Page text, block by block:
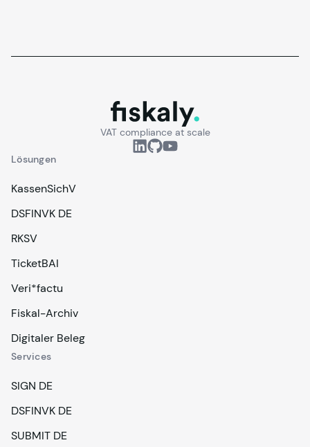
fiskaly.
VAT compliance at scale
Lösungen
KassenSichV
DSFINVK DE
RKSV
TicketBAI
Veri*factu
Fiskal-Archiv
Digitaler Beleg
Services
SIGN DE
DSFINVK DE
SUBMIT DE